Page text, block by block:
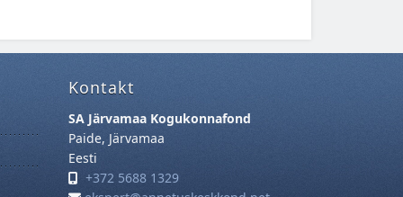
Kontakt
SA Järvamaa Kogukonnafond
Paide, Järvamaa
Eesti
+372 5688 1329